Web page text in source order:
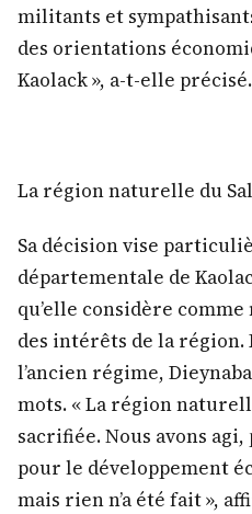
militants et
des orientations
Kaolack », a-t-elle précisé.
La région naturelle du
Sa décision vise
départementale de
qu’elle considère comme
des intérêts de la région.
l’ancien régime, Dieynaba
mots. « La région
sacrifiée. Nous avons
pour le développement
mais rien n’a été fait »,